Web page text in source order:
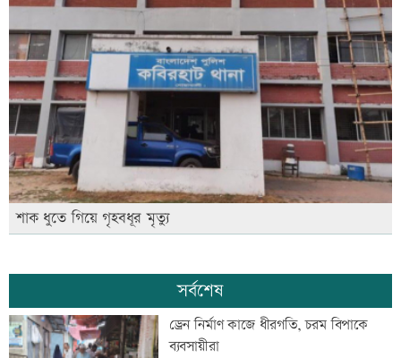
শাক ধুতে গিয়ে গৃহবধূর মৃত্যু
সর্বশেষ
ড্রেন নির্মাণ কাজে ধীরগতি, চরম বিপাকে
ব্যবসায়ীরা